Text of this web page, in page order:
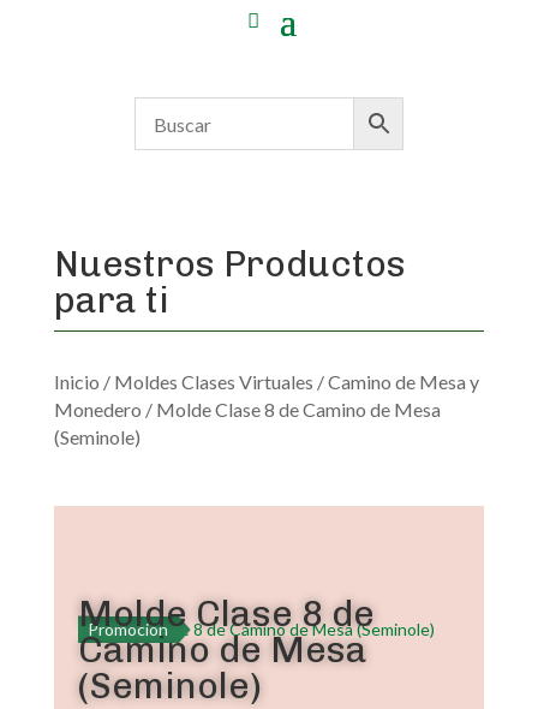
Nuestros Productos
para ti
Inicio / Moldes Clases Virtuales /Camino de Mesa y
Monedero / Molde Clase 8 de Camino de Mesa
(Seminole)
Promoción
Molde Clase 8 de
Camino de Mesa
(Seminole)